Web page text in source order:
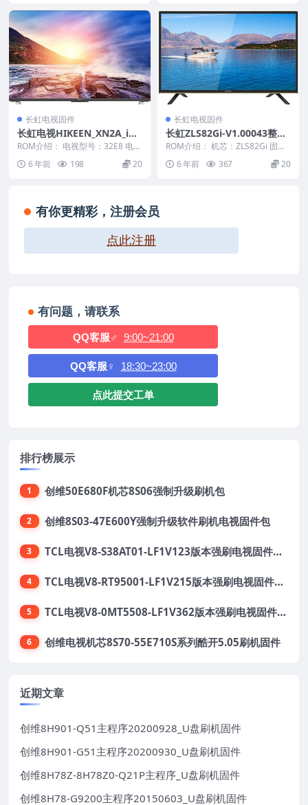
长虹电视固件
长虹电视HIKEEN_XN2A_iDT
_1_32E8_LJ6F_V1.00019_U
盘刷机固件
ROM介绍： 电视型号：32E8 电视
版本：V1.00019 固件大小：738
M...6 年前 198 20
长虹电视固件
长虹ZLS82Gi-V1.00043整机
原厂刷机固件下载
ROM介绍： 机芯：ZLS82Gi 固件
版本：V1.00043 适用机型：请以
机...6 年前 367 20
有你更精彩，注册会员
点此注册
有问题，请联系
QQ客服♂ 9:00~21:00
QQ客服♀ 18:30~23:00
点此提交工单
排行榜展示
1 创维50E680F机芯8S06强制升级刷机包
2 创维8S03-47E600Y强制升级软件刷机电视固件包
3 TCL电视V8-S38AT01-LF1V123版本强刷电视固件包下载
4 TCL电视V8-RT95001-LF1V215版本强刷电视固件包下载
5 TCL电视V8-0MT5508-LF1V362版本强刷电视固件包下载
6 创维电视机芯8S70-55E710S系列酷开5.05刷机固件
近期文章
创维8H901-Q51主程序20200928_U盘刷机固件
创维8H901-G51主程序20200930_U盘刷机固件
创维8H78Z-8H78Z0-Q21P主程序_U盘刷机固件
创维8H78-G9200主程序20150603_U盘刷机固件